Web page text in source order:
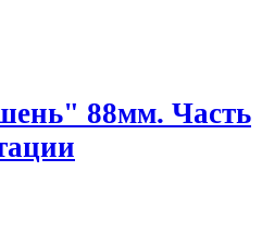
88мм. Часть